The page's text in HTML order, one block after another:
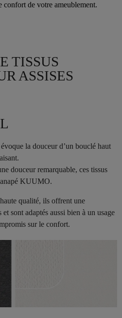
confort de votre ameublement.
TISSUS
ASSISES
la douceur d’un bouclé haut
douceur remarquable, ces tissus
KUUMO.
qualité, ils offrent une
sont adaptés aussi bien à un usage
sur le confort.